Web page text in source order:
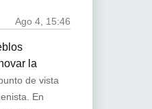
Ago 4, 15:46
la
de vista
En